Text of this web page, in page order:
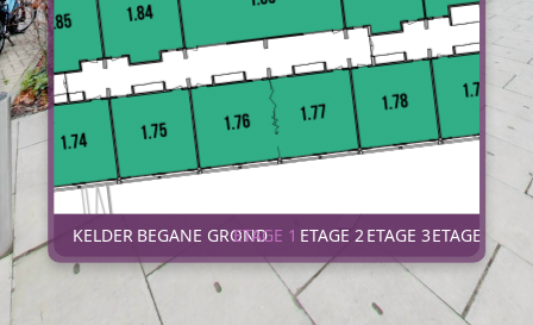
KELDER BEGANE GROND
ETAGE 1 ETAGE 2 ETAGE 3ETAGE 4